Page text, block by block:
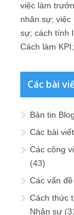
việc làm
nhân sự; việc
sự; cách tính
Cách làm KPI;
Các bài
Bản tin
Các bài
Các công
(43)
Các vấn
Cách thức
Nhân sự